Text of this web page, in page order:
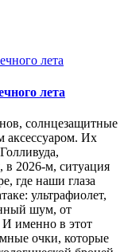
лета
солнцезащитные
аксессуаром. Их
в 2026-м, ситуация
где наши глаза
ультрафиолет,
шум, от
И именно в этот
очки, которые